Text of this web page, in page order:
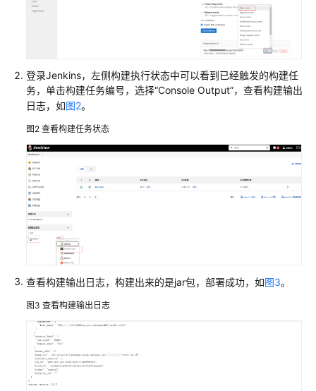
指
佳
实
践
CAE
最
佳
实
践
用
托
管
Nginx
静
态
文
登录Jenkins，左侧构建执行状态中可以看到已经触发的构建任
务，单击构建任务编号，选择“Console Output”，查看构建输出
日志，如图2。
图2 查看构建任务状态
查看构建输出日志，构建出来的是jar包，部署成功，如图3。
图3 查看构建输出日志